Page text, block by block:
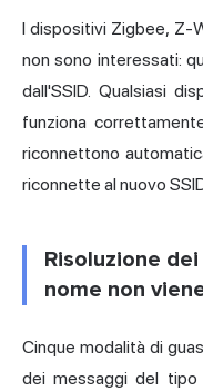
I dispositivi Zigbee, Z-
non sono interessati:
dall'SSID. Qualsiasi
funziona
riconnettono
riconnette al nuovo
Risoluzione
nome non
Cinque modalità di
dei messaggi del